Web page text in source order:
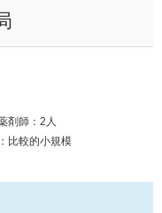
剤師：2人
比較的小規模